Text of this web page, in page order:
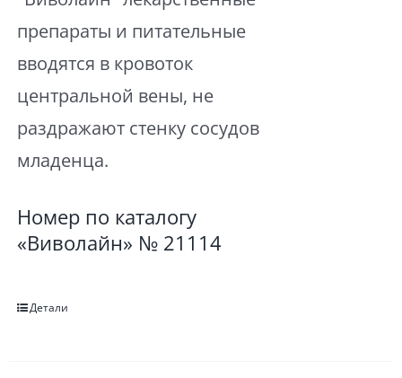
препараты и питательные
вводятся в кровоток
центральной вены, не
раздражают стенку сосудов
младенца.
Номер по каталогу
«Виволайн» № 21114
Детали